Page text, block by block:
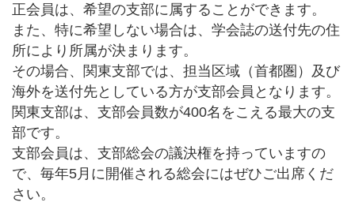
正会員は、希望の支部に属することができます。
また、特に希望しない場合は、学会誌の送付先の住
所により所属が決まります。
その場合、関東支部では、担当区域（首都圏）及び
海外を送付先としている方が支部会員となります。
関東支部は、支部会員数が400名をこえる最大の支
部です。
支部会員は、支部総会の議決権を持っていますの
で、毎年5月に開催される総会にはぜひご出席くだ
さい。